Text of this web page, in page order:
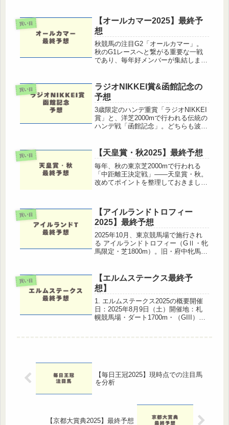
良。◎ ジョーメッドヴィン ２枠3
番 55kg 横山和騎手 （...
買い目
【オールカマー2025】最終予
想
秋競馬の注目G2「オールカマー」。
秋のG1レースへと繋がる重要な一戦
であり、毎年好メンバーが集結しま
オールカマー2025のポイント舞台：中
山芝2200m外回り 直線が短く、...
買い目
ラジオNIKKEI賞&函館記念の
予想
3歳限定のハンデ重賞「ラジオNIKKEI
賞」と、洋芝2000mで行われる伝統の
ハンデ戦「函館記念」。どちらも波乱
はそれぞれの予想をどうぞ！◆ラジオ
NIKKEI賞（GⅢ・福島...
買い目 【天皇賞・秋2025】最終予想
毎年、秋の東京芝2000mで行われる
「中距離王決定戦」――天皇賞・秋。
改めてポイントを整理しておきましょ
2000m（左回り・Bコース）出走条
件：３歳以上オープン(国際)(指...
買い目
【アイルランドトロフィー
2025】最終予想
2025年10月、東京競馬場で施行され
る アイルランドトロフィー（GⅡ・牝
馬限定・芝1800m）。旧・府中牝馬ス
では、出馬馬の取捨、血統傾向、馬場
適性、調教チェック、そして ...
買い目
【エルムステークス最終予
想】
1. エルムステークス2025の概要開催
日：2025年8月9日（土）開催地：札
幌競馬場・ダート1700m・（GIII）2.
【毎日王冠2025】現時点での注目馬
を分析
【京都大賞典2025】最終予想